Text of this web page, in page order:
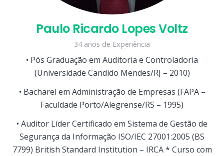
Paulo Ricardo Lopes Voltz
34 anos de Experiência
• Pós Graduação em Auditoria e Controladoria
(Universidade Candido Mendes/RJ – 2010)
• Bacharel em Administração de Empresas (FAPA –
Faculdade Porto/Alegrense/RS – 1995)
• Auditor Líder Certificado em Sistema de Gestão de
Segurança da Informação ISO/IEC 27001:2005 (BS
7799) British Standard Institution – IRCA * Curso com